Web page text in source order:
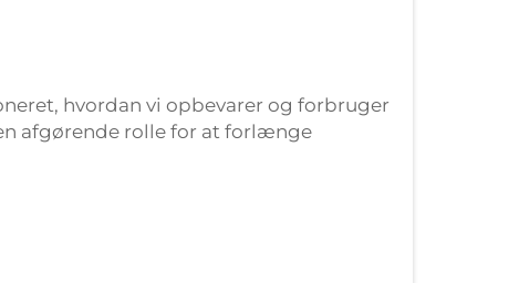
hvordan vi opbevarer og forbruger
afgørende rolle for at forlænge
Moderne forbrugere kræver